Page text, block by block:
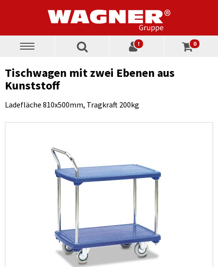
Toggle
! 0
Tischwagen mit zwei Ebenen aus
Kunststoff
Ladefläche 810x500mm, Tragkraft 200kg